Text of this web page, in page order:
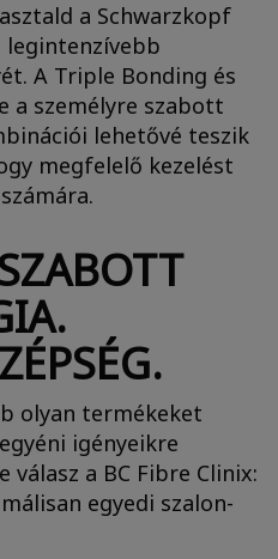
a Schwarzkopf
legintenzívebb
A Triple Bonding és
a személyre szabott
lehetővé teszik
megfelelő kezelést
olyan termékeket
igényeikre
válasz a BC Fibre Clinix:
egyedi szalon-